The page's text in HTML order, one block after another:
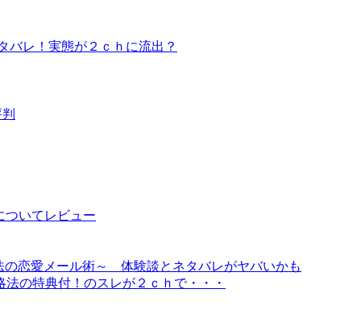
レ！実態が２ｃｈに流出？
いてレビュー
恋愛メール術～ 体験談とネタバレがヤバいかも
の特典付！のスレが２ｃｈで・・・